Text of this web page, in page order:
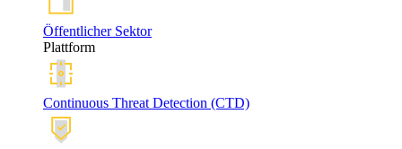
Öffentlicher Sektor
Plattform
Continuous Threat Detection (CTD)